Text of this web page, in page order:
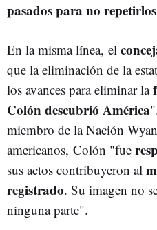
pasados para no repetirlos
En la misma línea, el
que la eliminación de la
los avances para eliminar la
Colón descubrió América
miembro de la Nación
americanos, Colón "fue
sus actos contribuyeron al
registrado. Su imagen no
ninguna parte".